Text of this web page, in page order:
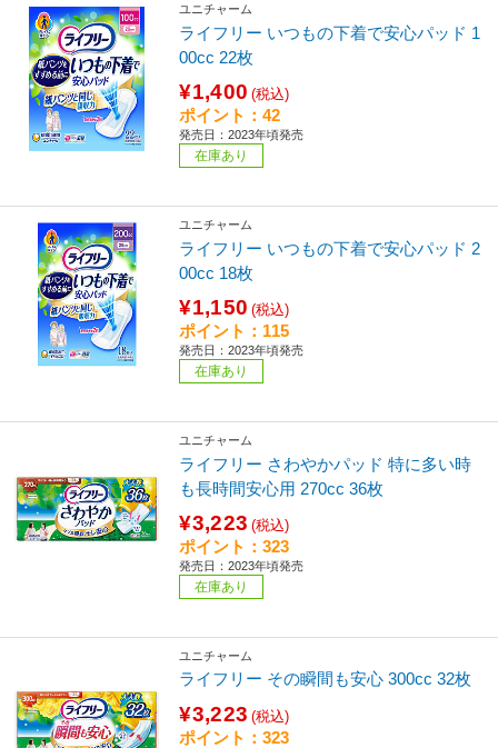
ユニチャーム
ライフリー いつもの下着で安心パッド 1
00cc 22枚
¥1,400 (税込)
ポイント：42
発売日：2023年頃発売
在庫あり
ユニチャーム
ライフリー いつもの下着で安心パッド 2
00cc 18枚
¥1,150 (税込)
ポイント：115
発売日：2023年頃発売
在庫あり
ユニチャーム
ライフリー さわやかパッド 特に多い時
も長時間安心用 270cc 36枚
¥3,223 (税込)
ポイント：323
発売日：2023年頃発売
在庫あり
ユニチャーム
ライフリー その瞬間も安心 300cc 32枚
¥3,223 (税込)
ポイント：323